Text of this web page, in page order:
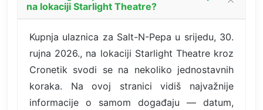
na lokaciji Starlight Theatre?
Kupnja ulaznica za Salt-N-Pepa u srijedu, 30.
rujna 2026., na lokaciji Starlight Theatre kroz
Cronetik svodi se na nekoliko jednostavnih
koraka. Na ovoj stranici vidiš najvažnije
informacije o samom događaju — datum,